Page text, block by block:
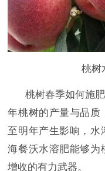
桃树
桃树春季如何施肥
年桃树的产量与品质
至明年产生影响，水
海餐沃水溶肥能够为
增收的有力武器。